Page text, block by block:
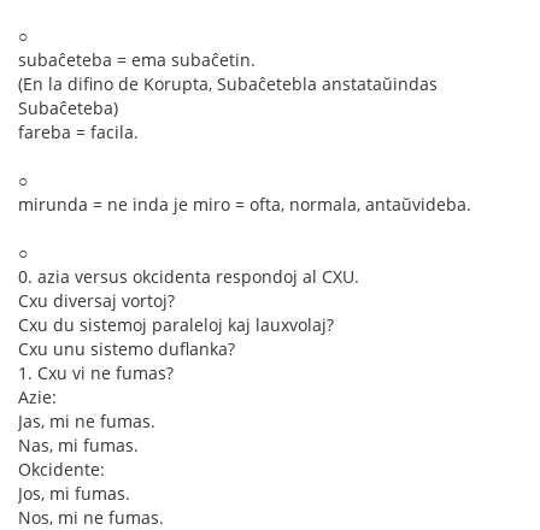
○
subaĉeteba = ema subaĉetin.
(En la difino de Korupta, Subaĉetebla anstataŭindas
Subaĉeteba)
fareba = facila.
○
mirunda = ne inda je miro = ofta, normala, antaŭvideba.
○
0. azia versus okcidenta respondoj al CXU.
Cxu diversaj vortoj?
Cxu du sistemoj paraleloj kaj lauxvolaj?
Cxu unu sistemo duflanka?
1. Cxu vi ne fumas?
Azie:
Jas, mi ne fumas.
Nas, mi fumas.
Okcidente:
Jos, mi fumas.
Nos, mi ne fumas.